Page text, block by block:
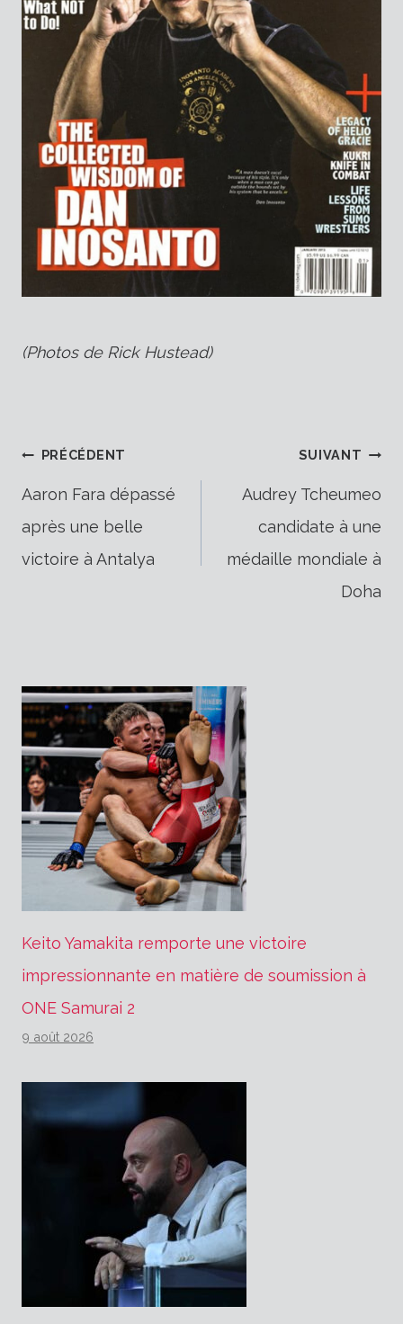
(Photos de Rick Hustead)
Navigation
de
PRÉCÉDENT
Aaron Fara dépassé
après une belle
victoire à Antalya
SUIVANT
Audrey Tcheumeo
candidate à une
médaille mondiale à
Doha
Keito Yamakita remporte une victoire
impressionnante en matière de soumission à
ONE Samurai 2
9 août 2026